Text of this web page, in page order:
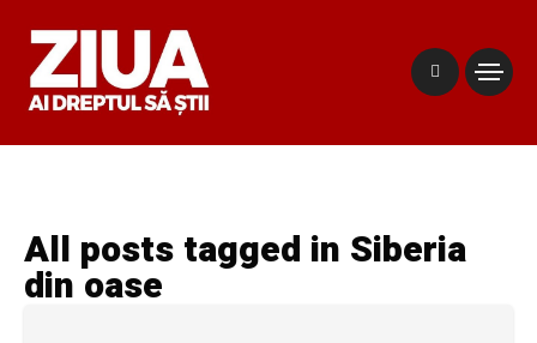
All posts tagged in Siberia
din oase